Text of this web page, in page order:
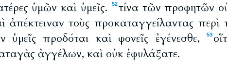
ὑμῶν καὶ ὑμεῖς.
52τίνα τῶν προφητῶν
ἀπέκτειναν τοὺς προκαταγγείλαντας περὶ
ὑμεῖς προδόται καὶ φονεῖς ἐγένεσθε,
53
ἀγγέλων, καὶ οὐκ ἐφυλάξατε.